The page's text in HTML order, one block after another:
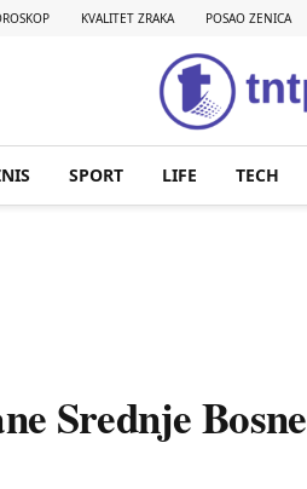
KVALITET ZRAKA POSAO ZENICA
SPORT LIFE TECH
Srednje Bosne